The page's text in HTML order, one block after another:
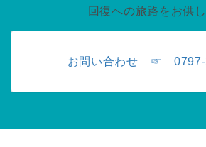
回復への旅路をお供
お問い合わせ ☞ 0797-